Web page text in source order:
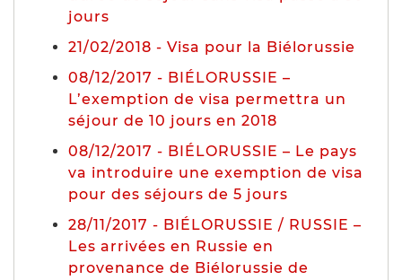
jours
21/02/2018 - Visa pour la Biélorussie
08/12/2017 - BIÉLORUSSIE –
L’exemption de visa permettra un
séjour de 10 jours en 2018
08/12/2017 - BIÉLORUSSIE – Le pays
va introduire une exemption de visa
pour des séjours de 5 jours
28/11/2017 - BIÉLORUSSIE / RUSSIE –
Les arrivées en Russie en
provenance de Biélorussie de